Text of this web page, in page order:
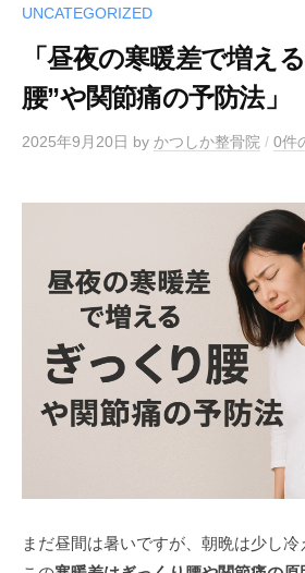
UNCATEGORIZED
「昼夜の寒暖差で増え
腰”や関節痛の予防法」
2025年9月20日 by かつしか整骨院 / 0件
まだ昼間は暑いですが、朝晩は少し冷